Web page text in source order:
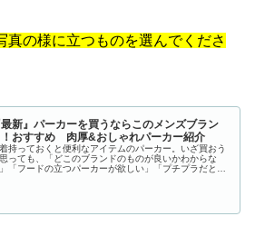
真の様に立つものを選んでくださ
最新』パーカーを買うならこのメンズブラン
！おすすめ 肉厚&おしゃれパーカー紹介
持っておくと便利なアイテムのパーカー。いざ買おう
っても、「どこのブランドのものが良いかわからな
「フードの立つパーカーが欲しい」「プチプラだと安